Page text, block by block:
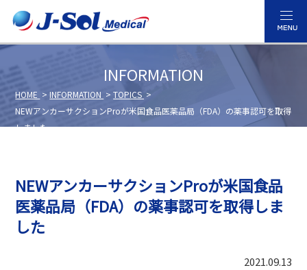
INFORMATION
HOME INFORMATION
TOPICS
NEWアンカーサクションProが米国食品医薬品局（FDA）の薬事認可を取得
しました
NEWアンカーサクションProが米国食品
医薬品局（FDA）の薬事認可を取得しま
した
2021.09.13